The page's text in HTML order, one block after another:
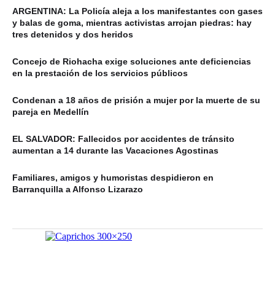
ARGENTINA: La Policía aleja a los manifestantes con gases
y balas de goma, mientras activistas arrojan piedras: hay
tres detenidos y dos heridos
Concejo de Riohacha exige soluciones ante deficiencias
en la prestación de los servicios públicos
Condenan a 18 años de prisión a mujer por la muerte de su
pareja en Medellín
EL SALVADOR: Fallecidos por accidentes de tránsito
aumentan a 14 durante las Vacaciones Agostinas
Familiares, amigos y humoristas despidieron en
Barranquilla a Alfonso Lizarazo